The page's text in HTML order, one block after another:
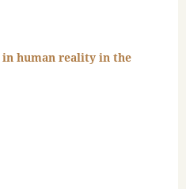
human reality in the